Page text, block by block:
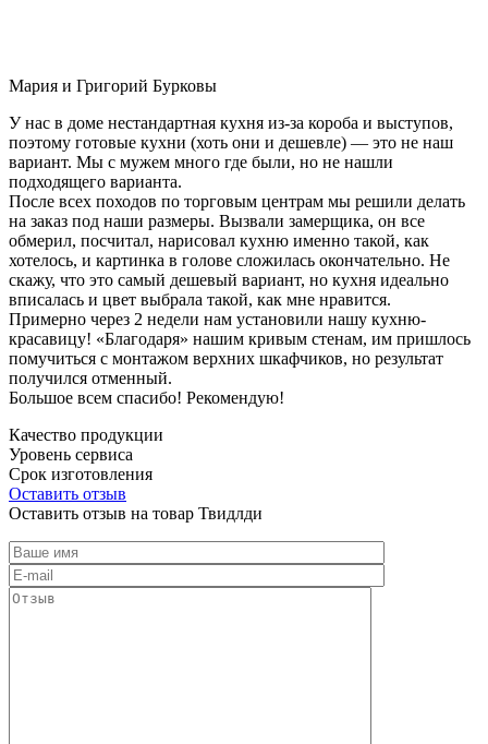
Мария и Григорий Бурковы
У нас в доме нестандартная кухня из-за короба и выступов,
поэтому готовые кухни (хоть они и дешевле) — это не наш
вариант. Мы с мужем много где были, но не нашли
подходящего варианта.
После всех походов по торговым центрам мы решили делать
на заказ под наши размеры. Вызвали замерщика, он все
обмерил, посчитал, нарисовал кухню именно такой, как
хотелось, и картинка в голове сложилась окончательно. Не
скажу, что это самый дешевый вариант, но кухня идеально
вписалась и цвет выбрала такой, как мне нравится.
Примерно через 2 недели нам установили нашу кухню-
красавицу! «Благодаря» нашим кривым стенам, им пришлось
помучиться с монтажом верхних шкафчиков, но результат
получился отменный.
Большое всем спасибо! Рекомендую!
Качество продукции
Уровень сервиса
Срок изготовления
Оставить отзыв
Оставить отзыв на товар Твидлди